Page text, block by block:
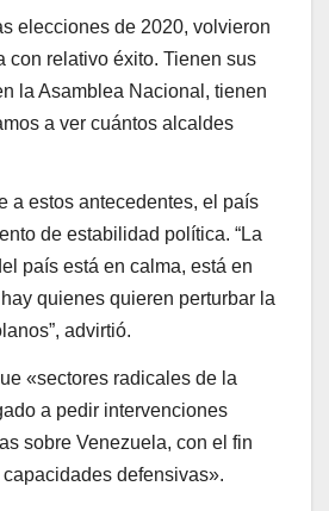
elecciones de 2020, volvieron
con relativo éxito. Tienen sus
la Asamblea Nacional, tienen
a ver cuántos alcaldes
a estos antecedentes, el país
de estabilidad política. “La
país está en calma, está en
quienes quieren perturbar la
advirtió.
«sectores radicales de la
a pedir intervenciones
sobre Venezuela, con el fin
defensivas».